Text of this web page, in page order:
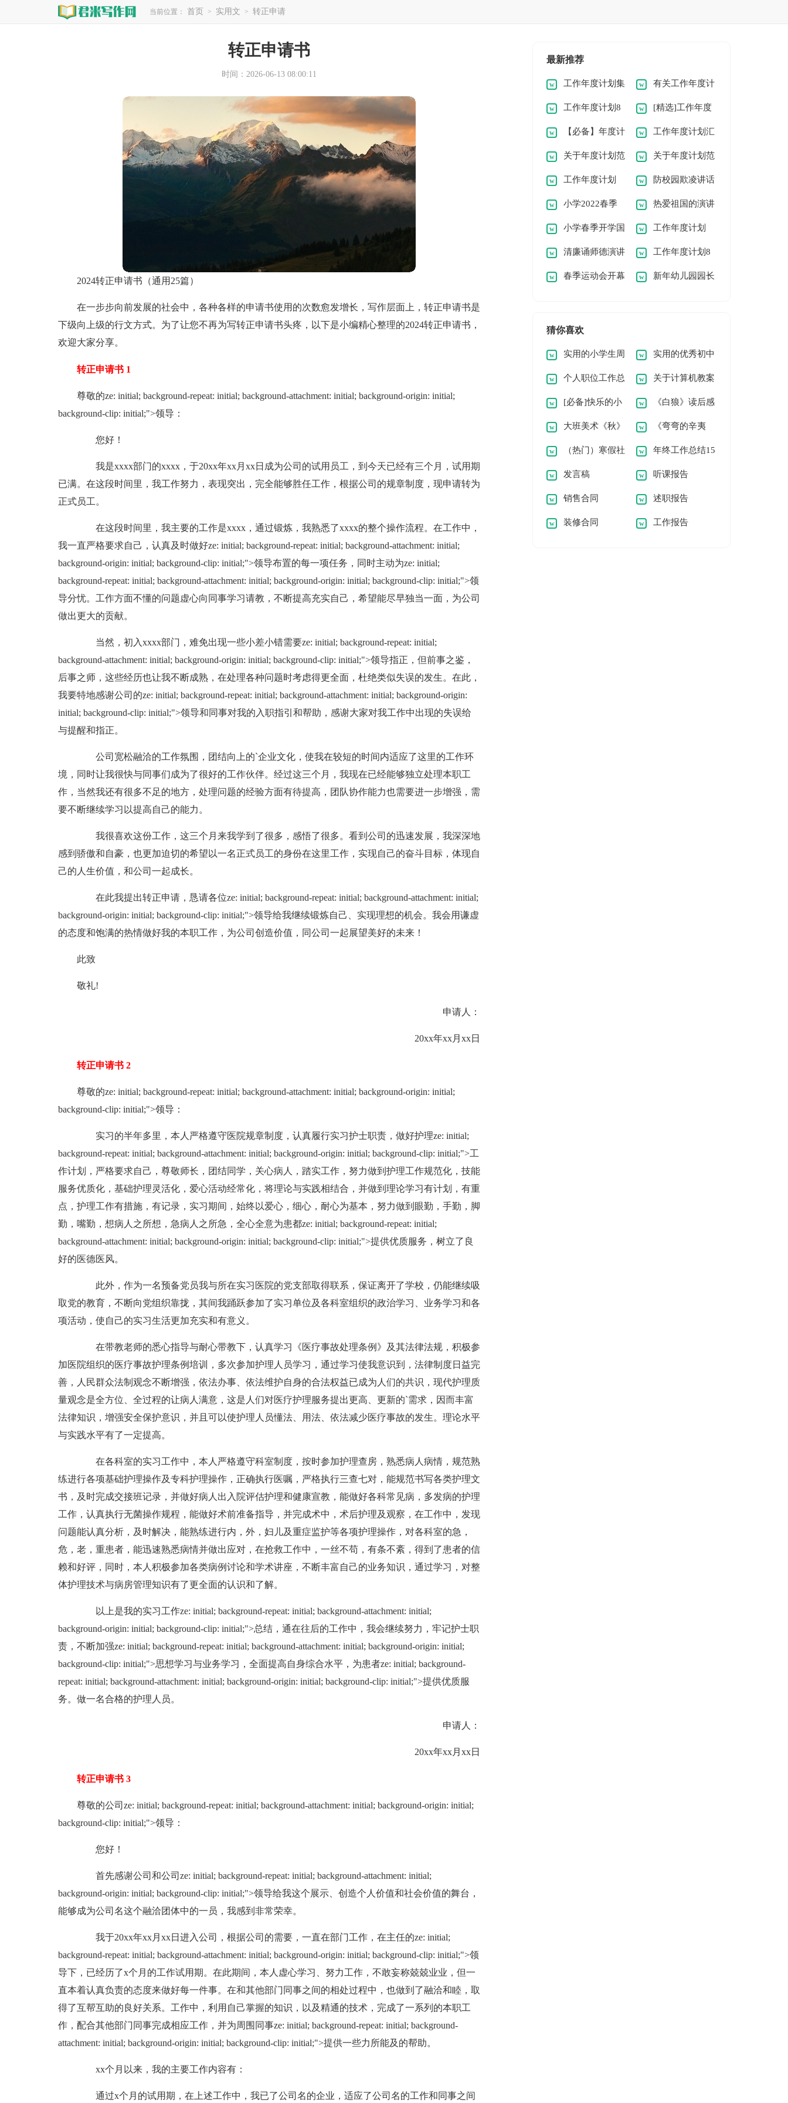
当前位置： 首页 > 实用文 > 转正申请
转正申请书
时间：2026-06-13 08:00:11
2024转正申请书（通用25篇）
在一步步向前发展的社会中，各种各样的申请书使用的次数愈发增长，写作层面上，转正申请书是
下级向上级的行文方式。为了让您不再为写转正申请书头疼，以下是小编精心整理的2024转正申请书，
欢迎大家分享。
转正申请书 1
尊敬的ze: initial; background-repeat: initial; background-attachment: initial; background-origin: initial;
background-clip: initial;">领导：
您好！
我是xxxx部门的xxxx，于20xx年xx月xx日成为公司的试用员工，到今天已经有三个月，试用期
已满。在这段时间里，我工作努力，表现突出，完全能够胜任工作，根据公司的规章制度，现申请转为
正式员工。
在这段时间里，我主要的工作是xxxx，通过锻炼，我熟悉了xxxx的整个操作流程。在工作中，
我一直严格要求自己，认真及时做好ze: initial; background-repeat: initial; background-attachment: initial;
background-origin: initial; background-clip: initial;">领导布置的每一项任务，同时主动为ze: initial;
background-repeat: initial; background-attachment: initial; background-origin: initial; background-clip: initial;">领
导分忧。工作方面不懂的问题虚心向同事学习请教，不断提高充实自己，希望能尽早独当一面，为公司
做出更大的贡献。
当然，初入xxxx部门，难免出现一些小差小错需要ze: initial; background-repeat: initial;
background-attachment: initial; background-origin: initial; background-clip: initial;">领导指正，但前事之鉴，
后事之师，这些经历也让我不断成熟，在处理各种问题时考虑得更全面，杜绝类似失误的发生。在此，
我要特地感谢公司的ze: initial; background-repeat: initial; background-attachment: initial; background-origin:
initial; background-clip: initial;">领导和同事对我的入职指引和帮助，感谢大家对我工作中出现的失误给
与提醒和指正。
公司宽松融洽的工作氛围，团结向上的`企业文化，使我在较短的时间内适应了这里的工作环
境，同时让我很快与同事们成为了很好的工作伙伴。经过这三个月，我现在已经能够独立处理本职工
作，当然我还有很多不足的地方，处理问题的经验方面有待提高，团队协作能力也需要进一步增强，需
要不断继续学习以提高自己的能力。
我很喜欢这份工作，这三个月来我学到了很多，感悟了很多。看到公司的迅速发展，我深深地
感到骄傲和自豪，也更加迫切的希望以一名正式员工的身份在这里工作，实现自己的奋斗目标，体现自
己的人生价值，和公司一起成长。
在此我提出转正申请，恳请各位ze: initial; background-repeat: initial; background-attachment: initial;
background-origin: initial; background-clip: initial;">领导给我继续锻炼自己、实现理想的机会。我会用谦虚
的态度和饱满的热情做好我的本职工作，为公司创造价值，同公司一起展望美好的未来！
此致
敬礼!
申请人：
20xx年xx月xx日
转正申请书 2
尊敬的ze: initial; background-repeat: initial; background-attachment: initial; background-origin: initial;
background-clip: initial;">领导：
实习的半年多里，本人严格遵守医院规章制度，认真履行实习护士职责，做好护理ze: initial;
background-repeat: initial; background-attachment: initial; background-origin: initial; background-clip: initial;">工
作计划，严格要求自己，尊敬师长，团结同学，关心病人，踏实工作，努力做到护理工作规范化，技能
服务优质化，基础护理灵活化，爱心活动经常化，将理论与实践相结合，并做到理论学习有计划，有重
点，护理工作有措施，有记录，实习期间，始终以爱心，细心，耐心为基本，努力做到眼勤，手勤，脚
勤，嘴勤，想病人之所想，急病人之所急，全心全意为患都ze: initial; background-repeat: initial;
background-attachment: initial; background-origin: initial; background-clip: initial;">提供优质服务，树立了良
好的医德医风。
此外，作为一名预备党员我与所在实习医院的党支部取得联系，保证离开了学校，仍能继续吸
取党的教育，不断向党组织靠拢，其间我踊跃参加了实习单位及各科室组织的政治学习、业务学习和各
项活动，使自己的实习生活更加充实和有意义。
在带教老师的悉心指导与耐心带教下，认真学习《医疗事故处理条例》及其法律法规，积极参
加医院组织的医疗事故护理条例培训，多次参加护理人员学习，通过学习使我意识到，法律制度日益完
善，人民群众法制观念不断增强，依法办事、依法维护自身的合法权益已成为人们的共识，现代护理质
量观念是全方位、全过程的让病人满意，这是人们对医疗护理服务提出更高、更新的`需求，因而丰富
法律知识，增强安全保护意识，并且可以使护理人员懂法、用法、依法减少医疗事故的发生。理论水平
与实践水平有了一定提高。
在各科室的实习工作中，本人严格遵守科室制度，按时参加护理查房，熟悉病人病情，规范熟
练进行各项基础护理操作及专科护理操作，正确执行医嘱，严格执行三查七对，能规范书写各类护理文
书，及时完成交接班记录，并做好病人出入院评估护理和健康宣教，能做好各科常见病，多发病的护理
工作，认真执行无菌操作规程，能做好术前准备指导，并完成术中，术后护理及观察，在工作中，发现
问题能认真分析，及时解决，能熟练进行内，外，妇儿及重症监护等各项护理操作，对各科室的急，
危，老，重患者，能迅速熟悉病情并做出应对，在抢救工作中，一丝不苟，有条不紊，得到了患者的信
赖和好评，同时，本人积极参加各类病例讨论和学术讲座，不断丰富自己的业务知识，通过学习，对整
体护理技术与病房管理知识有了更全面的认识和了解。
以上是我的实习工作ze: initial; background-repeat: initial; background-attachment: initial;
background-origin: initial; background-clip: initial;">总结，通在往后的工作中，我会继续努力，牢记护士职
责，不断加强ze: initial; background-repeat: initial; background-attachment: initial; background-origin: initial;
background-clip: initial;">思想学习与业务学习，全面提高自身综合水平，为患者ze: initial; background-
repeat: initial; background-attachment: initial; background-origin: initial; background-clip: initial;">提供优质服
务。做一名合格的护理人员。
申请人：
20xx年xx月xx日
转正申请书 3
尊敬的公司ze: initial; background-repeat: initial; background-attachment: initial; background-origin: initial;
background-clip: initial;">领导：
您好！
首先感谢公司和公司ze: initial; background-repeat: initial; background-attachment: initial;
background-origin: initial; background-clip: initial;">领导给我这个展示、创造个人价值和社会价值的舞台，
能够成为公司名这个融洽团体中的一员，我感到非常荣幸。
我于20xx年xx月xx日进入公司，根据公司的需要，一直在部门工作，在主任的ze: initial;
background-repeat: initial; background-attachment: initial; background-origin: initial; background-clip: initial;">领
导下，已经历了x个月的工作试用期。在此期间，本人虚心学习、努力工作，不敢妄称兢兢业业，但一
直本着认真负责的态度来做好每一件事。在和其他部门同事之间的相处过程中，也做到了融洽和睦，取
得了互帮互助的良好关系。工作中，利用自己掌握的知识，以及精通的技术，完成了一系列的本职工
作，配合其他部门同事完成相应工作，并为周围同事ze: initial; background-repeat: initial; background-
attachment: initial; background-origin: initial; background-clip: initial;">提供一些力所能及的帮助。
xx个月以来，我的主要工作内容有：
通过x个月的试用期，在上述工作中，我已了公司名的企业，适应了公司名的工作和同事之间
最新推荐
工作年度计划集
锦【8篇】
有关工作年度计
划范文集合8篇
工作年度计划8
篇【热门】
[精选]工作年度
计划8篇
【必备】年度计
划范文汇编七篇
工作年度计划汇
编[8篇]
关于年度计划范
文锦集6篇
关于年度计划范
文集合五篇
工作年度计划
【精选9篇】
防校园欺凌讲话
稿通用
小学2022春季
开学国旗下讲话稿
热爱祖国的演讲
稿范文
小学春季开学国
旗下讲话稿范文
工作年度计划
（集合8篇）
清廉诵师德演讲
稿高中
工作年度计划8
篇【通用】
春季运动会开幕 新年幼儿园园长
猜你喜欢
实用的小学生周
记[常用6篇]
实用的优秀初中
作文400字集合9篇
个人职位工作总
结
关于计算机教案
汇编10篇
[必备]快乐的小
学作文
《白狼》读后感
8篇
大班美术《秋》
教案
《弯弯的辛夷
花》读后感
（热门）寒假社
会实践报告
年终工作总结15
篇
发言稿 听课报告
销售合同 述职报告
装修合同 工作报告